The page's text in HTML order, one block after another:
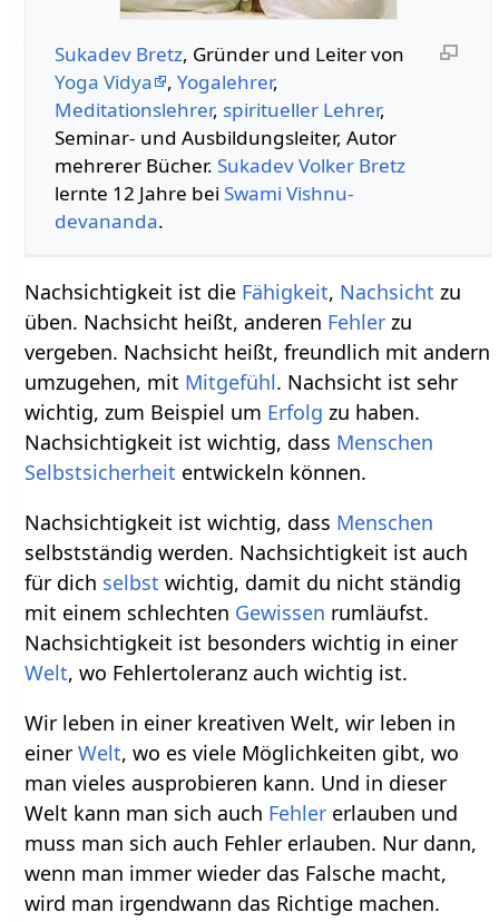
Sukadev Bretz, Gründer und Leiter von
Yoga Vidya
, Yogalehrer,
Meditationslehrer, spiritueller Lehrer,
Seminar- und Ausbildungsleiter, Autor
mehrerer Bücher. Sukadev Volker Bretz
lernte 12 Jahre bei Swami Vishnu-
devananda.
Nachsichtigkeit ist die Fähigkeit, Nachsicht zu
üben. Nachsicht heißt, anderen Fehler zu
vergeben. Nachsicht heißt, freundlich mit andern
umzugehen, mit Mitgefühl. Nachsicht ist sehr
wichtig, zum Beispiel um Erfolg zu haben.
Nachsichtigkeit ist wichtig, dass Menschen
Selbstsicherheit entwickeln können.
Nachsichtigkeit ist wichtig, dass Menschen
selbstständig werden. Nachsichtigkeit ist auch
für dich selbst wichtig, damit du nicht ständig
mit einem schlechten Gewissen rumläufst.
Nachsichtigkeit ist besonders wichtig in einer
Welt, wo Fehlertoleranz auch wichtig ist.
Wir leben in einer kreativen Welt, wir leben in
einerWelt, wo es viele Möglichkeiten gibt, wo
man vieles ausprobieren kann. Und in dieser
Welt kann man sich auch Fehler erlauben und
muss man sich auch Fehler erlauben. Nur dann,
wenn man immer wieder das Falsche macht,
wird man irgendwann das Richtige machen.